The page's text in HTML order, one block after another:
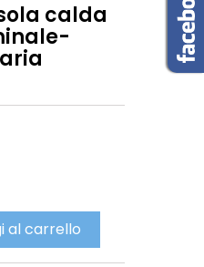
calda
al carrello